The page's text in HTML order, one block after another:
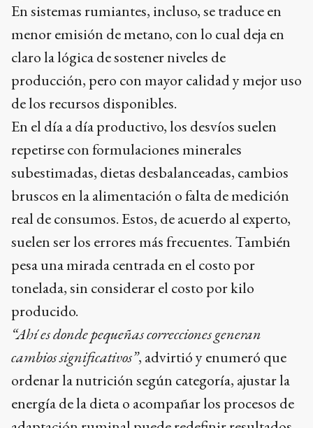
En sistemas rumiantes, incluso, se traduce en
menor emisión de metano, con lo cual deja en
claro la lógica de sostener niveles de
producción, pero con mayor calidad y mejor uso
de los recursos disponibles.
En el día a día productivo, los desvíos suelen
repetirse con formulaciones minerales
subestimadas, dietas desbalanceadas, cambios
bruscos en la alimentación o falta de medición
real de consumos. Estos, de acuerdo al experto,
suelen ser los errores más frecuentes. También
pesa una mirada centrada en el costo por
tonelada, sin considerar el costo por kilo
producido.
“Ahí es donde pequeñas correcciones generan
cambios significativos”, advirtió y enumeró que
ordenar la nutrición según categoría, ajustar la
energía de la dieta o acompañar los procesos de